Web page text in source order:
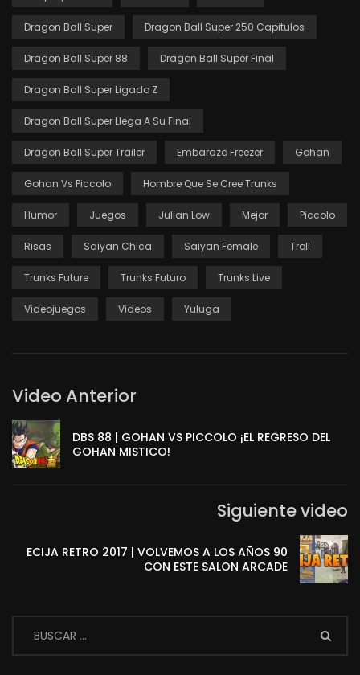
Dragon Ball Super Dragon Ball Super 250 Capitulos
Dragon Ball Super 88 Dragon Ball Super Final
Dragon Ball Super Ligado Z
Dragon Ball Super Llega A Su Final
Dragon Ball Super Trailer Embarazo Freezer Gohan
Gohan Vs Piccolo Hombre Que Se Cree Trunks
Humor Juegos Julian Low Mejor Piccolo
Risas Saiyan Chica Saiyan Female Troll
Trunks Future Trunks Futuro Trunks Live
Videojuegos Videos Yuluga
Video Anterior
DBS 88 | GOHAN VS PICCOLO ¡EL REGRESO DEL
GOHAN MISTICO!
Siguiente video
ECIJA RETRO 2017 | VOLVEMOS A LOS AÑOS 90
CON ESTE SALON ARCADE